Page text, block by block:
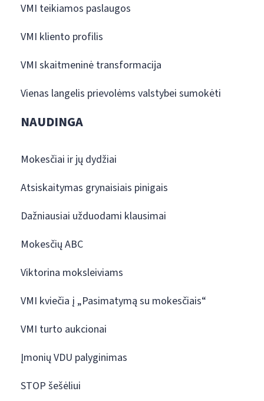
VMI teikiamos paslaugos
VMI kliento profilis
VMI skaitmeninė transformacija
Vienas langelis prievolėms valstybei sumokėti
NAUDINGA
Mokesčiai ir jų dydžiai
Atsiskaitymas grynaisiais pinigais
Dažniausiai užduodami klausimai
Mokesčių ABC
Viktorina moksleiviams
VMI kviečia į „Pasimatymą su mokesčiais“
VMI turto aukcionai
Įmonių VDU palyginimas
STOP šešėliui